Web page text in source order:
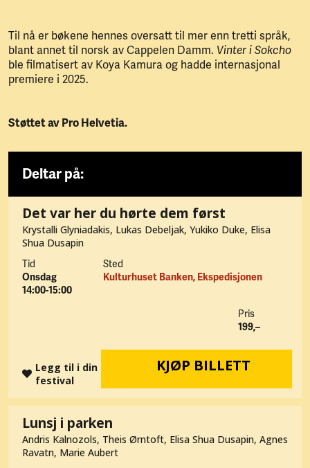
Til nå er bøkene hennes oversatt til mer enn tretti språk,
blant annet til norsk av Cappelen Damm. Vinter i Sokcho
ble filmatisert av Koya Kamura og hadde internasjonal
premiere i 2025.
Støttet av Pro Helvetia.
Deltar på:
Det var her du hørte dem først
Krystalli Glyniadakis, Lukas Debeljak, Yukiko Duke, Elisa
Shua Dusapin
Tid
Onsdag
14:00-15:00
Sted
Kulturhuset Banken, Ekspedisjonen
Pris
199,–
KJØP BILLETT
Legg til i din
festival
Lunsj i parken
Andris Kalnozols, Theis Ørntoft, Elisa Shua Dusapin, Agnes
Ravatn, Marie Aubert